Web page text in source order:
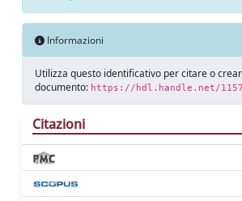
Informazioni
Utilizza questo identificativo per citare o
documento: https://hdl.handle.net/
Citazioni